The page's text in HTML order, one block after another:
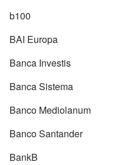
b100
BAI Europa
Banca Investis
Banca Sistema
Banco Mediolanum
Banco Santander
BankB